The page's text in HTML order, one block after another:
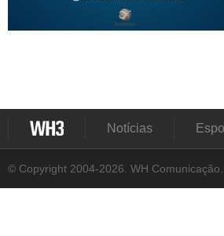
Notícias
© Copyright 2004-2026. WH Comunicação.